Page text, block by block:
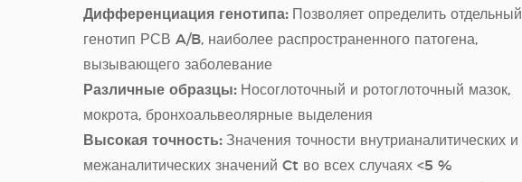
Дифференциация генотипа:Позволяет определить отдельный
генотип РСВ A/B, наиболее распространенного патогена,
вызывающего заболевание
Различные образцы: Носоглоточный и ротоглоточный мазок,
мокрота, бронхоальвеолярные выделения
Высокая точность:Значения точности внутрианалитических и
межаналитических значений Ct во всех случаях <5 %